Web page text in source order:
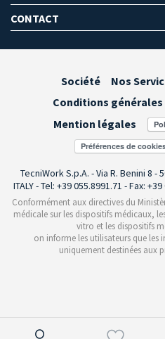
CONTACT
Société Nos
Conditions générales
Mention légales
Préférences de
TecniWork S.p.A. - Via R. Benini 8
ITALY - Tel: +39 055.8991.71 - Fax:
Conformément aux directives du
médicale sur les dispositifs médicaux,
vitro et les dispositifs
on informe les utilisateurs que
uniquement destinées aux